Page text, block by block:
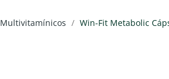
Multivitamínicos Win-Fit Metabolic